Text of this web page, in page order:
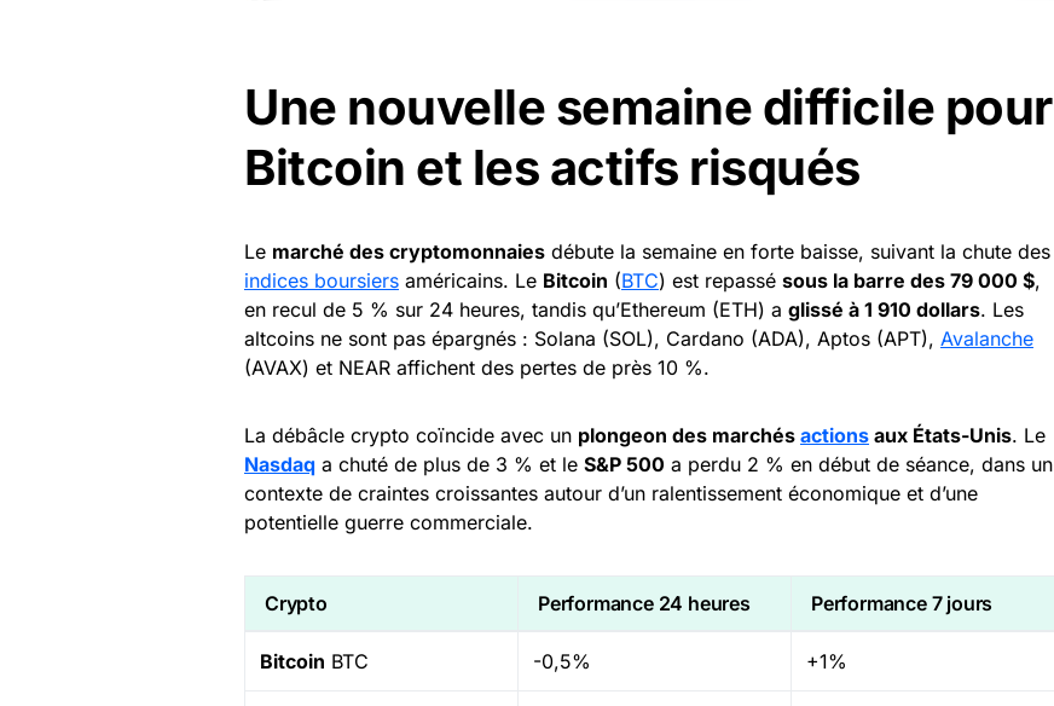
Une nouvelle semaine difficile pour
Bitcoin et les actifs risqués
Le marché des cryptomonnaies débute la semaine en forte baisse, suivant la chute des
indices boursiers américains. Le Bitcoin (BTC) est repassé sous la barre des 79 000 $,
en recul de 5 % sur 24 heures, tandis qu’Ethereum (ETH) a glissé à 1 910 dollars. Les
altcoins ne sont pas épargnés : Solana (SOL), Cardano (ADA), Aptos (APT), Avalanche
(AVAX) et NEAR affichent des pertes de près 10 %.
La débâcle crypto coïncide avec un plongeon des marchés actions aux États-Unis. Le
Nasdaq a chuté de plus de 3 % et le S&P 500 a perdu 2 % en début de séance, dans un
contexte de craintes croissantes autour d’un ralentissement économique et d’une
potentielle guerre commerciale.
Crypto Performance 24 heures Performance 7 jours
Bitcoin BTC -0,5% +1%